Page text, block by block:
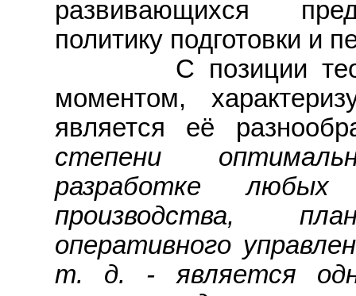
развивающихся
политику подготовки и
С позиции
моментом,
является её
степени
разработке
производства,
оперативного
т. д. - является